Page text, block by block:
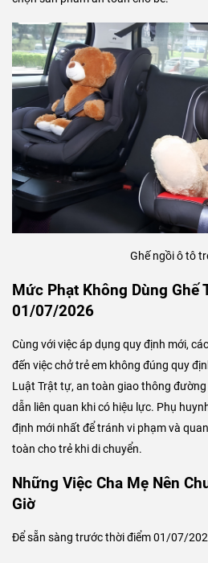
Ghế ngồi ô tô
Mức Phạt Không Dùng Ghế
01/07/2026
Cùng với việc áp dụng quy định mới,
đến việc chở trẻ em không đúng quy
Luật Trật tự, an toàn giao thông
dẫn liên quan khi có hiệu lực. Phụ
định mới nhất để tránh vi phạm và
toàn cho trẻ khi di chuyển.
Những Việc Cha Mẹ Nên
Giờ
Để sẵn sàng trước thời điểm 01/07/